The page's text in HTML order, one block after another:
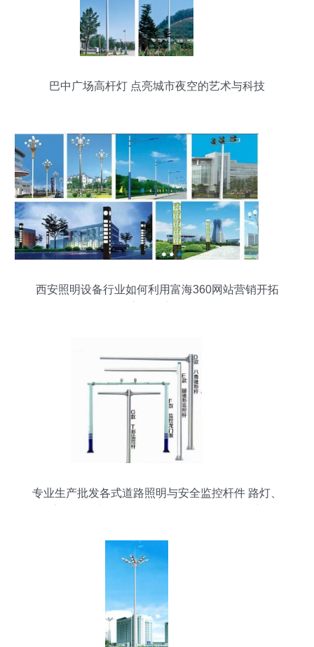
巴中广场高杆灯 点亮城市夜空的艺术与科技
西安照明设备行业如何利用富海360网站营销开拓
专业生产批发各式道路照明与安全监控杆件 路灯、